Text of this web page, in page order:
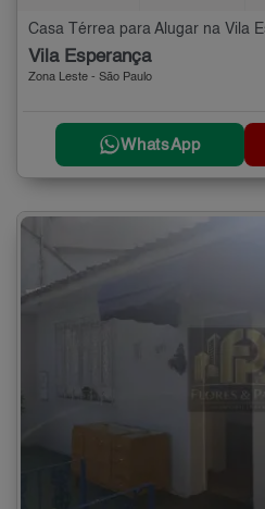
Vila Esperança
Zona Leste - São Paulo
WhatsApp